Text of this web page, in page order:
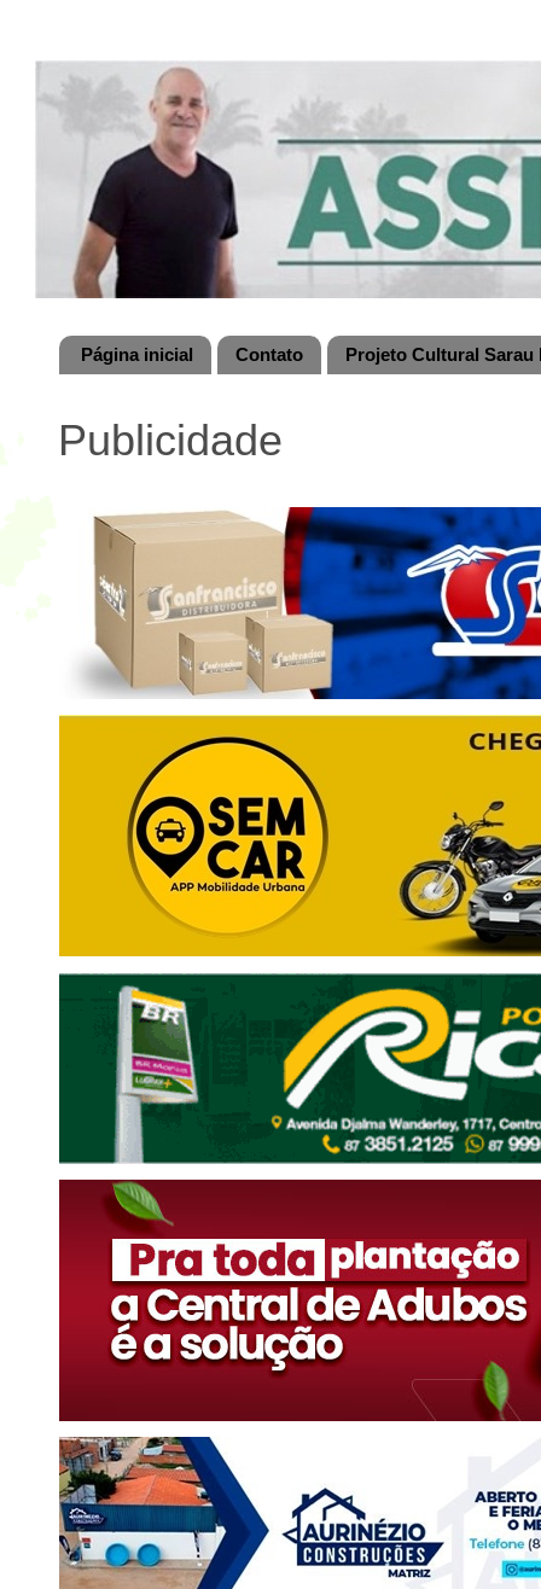
Página inicial Contato Projeto Cultural
Publicidade